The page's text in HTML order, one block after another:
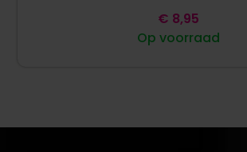
Op voorraad
€ 8,95